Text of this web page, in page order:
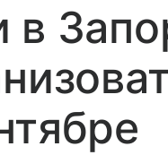
в